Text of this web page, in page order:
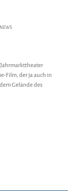
NEWS
Jahrmarkttheater
Film, der ja auch in
Gelände des